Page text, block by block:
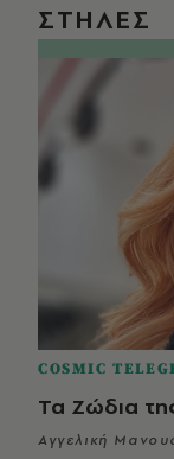
ΣΤΗΛΕΣ
COSMIC
Τα Ζώδια
Αγγελική